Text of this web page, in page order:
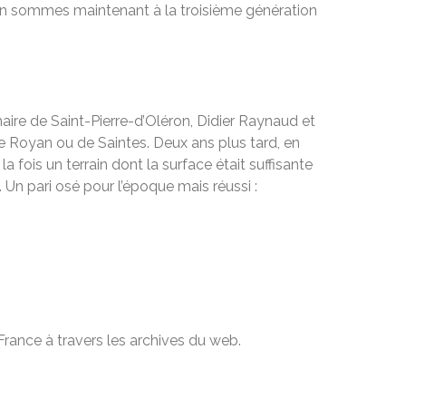
sommes maintenant à la troisième génération
de Saint-Pierre-d’Oléron, Didier Raynaud et
ou de Saintes. Deux ans plus tard, en
fois un terrain dont la surface était suffisante
pari osé pour l’époque mais réussi :
à travers les archives du web.